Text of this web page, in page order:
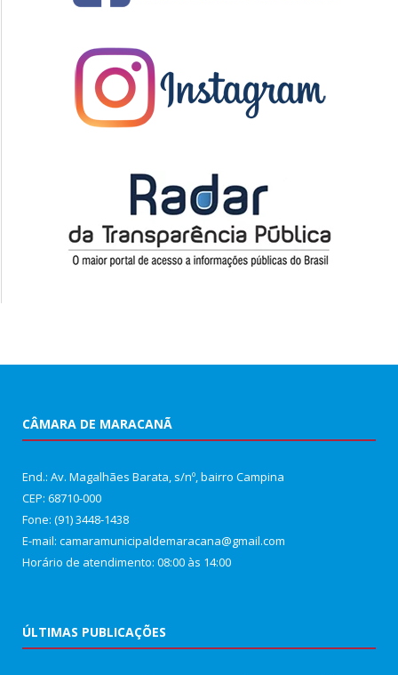
CÂMARA DE MARACANÃ
End.: Av. Magalhães Barata, s/nº, bairro Campina
CEP: 68710-000
Fone: (91) 3448-1438
E-mail: camaramunicipaldemaracana@gmail.com
Horário de atendimento: 08:00 às 14:00
ÚLTIMAS PUBLICAÇÕES